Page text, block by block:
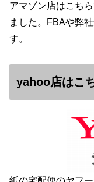
アマゾン店はこち
ました。FBAや弊
す。
yahoo店はこ